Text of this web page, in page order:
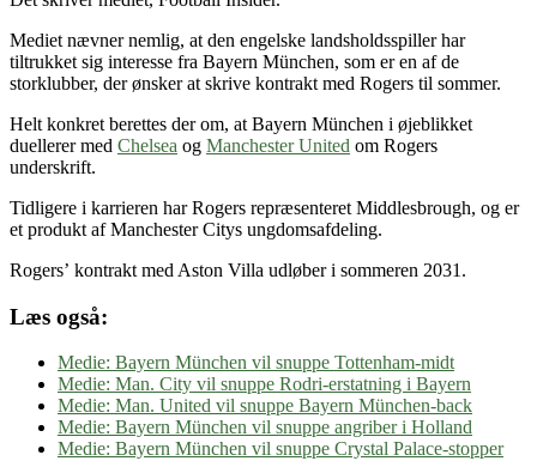
Mediet nævner nemlig, at den engelske landsholdsspiller har
tiltrukket sig interesse fra Bayern München, som er en af de
storklubber, der ønsker at skrive kontrakt med Rogers til sommer.
Helt konkret berettes der om, at Bayern München i øjeblikket
duellerer med Chelsea og Manchester United om Rogers
underskrift.
Tidligere i karrieren har Rogers repræsenteret Middlesbrough, og er
et produkt af Manchester Citys ungdomsafdeling.
Rogers’ kontrakt med Aston Villa udløber i sommeren 2031.
Læs også:
Medie: Bayern München vil snuppe Tottenham-midt
Medie: Man. City vil snuppe Rodri-erstatning i Bayern
Medie: Man. United vil snuppe Bayern München-back
Medie: Bayern München vil snuppe angriber i Holland
Medie: Bayern München vil snuppe Crystal Palace-stopper